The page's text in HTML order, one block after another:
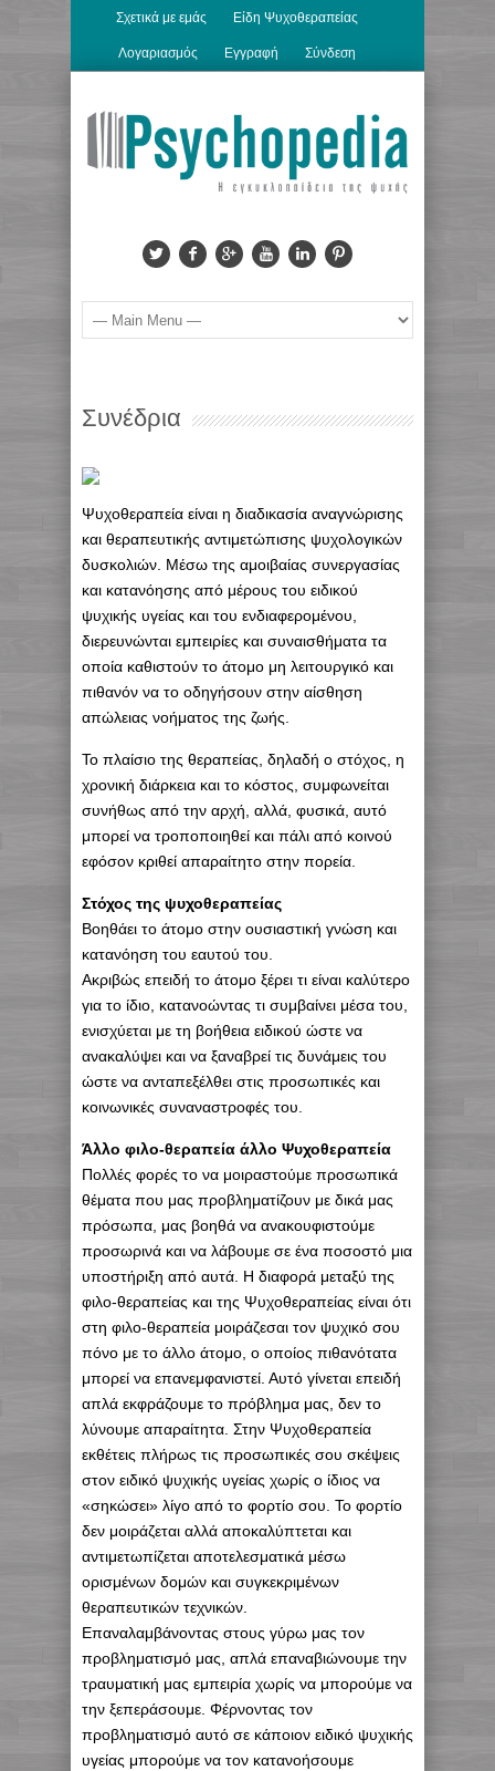
Σχετικά με εμάς Είδη Ψυχοθεραπείας
Λογαριασμός Εγγραφή Σύνδεση
Συνέδρια
Ψυχοθεραπεία είναι η διαδικασία αναγνώρισης
και θεραπευτικής αντιμετώπισης ψυχολογικών
δυσκολιών. Μέσω της αμοιβαίας συνεργασίας
και κατανόησης από μέρους του ειδικού
ψυχικής υγείας και του ενδιαφερομένου,
διερευνώνται εμπειρίες και συναισθήματα τα
οποία καθιστούν το άτομο μη λειτουργικό και
πιθανόν να το οδηγήσουν στην αίσθηση
απώλειας νοήματος της ζωής.
Το πλαίσιο της θεραπείας, δηλαδή ο στόχος, η
χρονική διάρκεια και το κόστος, συμφωνείται
συνήθως από την αρχή, αλλά, φυσικά, αυτό
μπορεί να τροποποιηθεί και πάλι από κοινού
εφόσον κριθεί απαραίτητο στην πορεία.
Στόχος της ψυχοθεραπείας
Βοηθάει το άτομο στην ουσιαστική γνώση και
κατανόηση του εαυτού του.
Ακριβώς επειδή το άτομο ξέρει τι είναι καλύτερο
για το ίδιο, κατανοώντας τι συμβαίνει μέσα του,
ενισχύεται με τη βοήθεια ειδικού ώστε να
ανακαλύψει και να ξαναβρεί τις δυνάμεις του
ώστε να ανταπεξέλθει στις προσωπικές και
κοινωνικές συναναστροφές του.
Άλλο φιλο-θεραπεία άλλο Ψυχοθεραπεία
Πολλές φορές το να μοιραστούμε προσωπικά
θέματα που μας προβληματίζουν με δικά μας
πρόσωπα, μας βοηθά να ανακουφιστούμε
προσωρινά και να λάβουμε σε ένα ποσοστό μια
υποστήριξη από αυτά. Η διαφορά μεταξύ της
φιλο-θεραπείας και της Ψυχοθεραπείας είναι ότι
στη φιλο-θεραπεία μοιράζεσαι τον ψυχικό σου
πόνο με το άλλο άτομο, ο οποίος πιθανότατα
μπορεί να επανεμφανιστεί. Αυτό γίνεται επειδή
απλά εκφράζουμε το πρόβλημα μας, δεν το
λύνουμε απαραίτητα. Στην Ψυχοθεραπεία
εκθέτεις πλήρως τις προσωπικές σου σκέψεις
στον ειδικό ψυχικής υγείας χωρίς ο ίδιος να
«σηκώσει» λίγο από το φορτίο σου. Το φορτίο
δεν μοιράζεται αλλά αποκαλύπτεται και
αντιμετωπίζεται αποτελεσματικά μέσω
ορισμένων δομών και συγκεκριμένων
θεραπευτικών τεχνικών.
Επαναλαμβάνοντας στους γύρω μας τον
προβληματισμό μας, απλά επαναβιώνουμε την
τραυματική μας εμπειρία χωρίς να μπορούμε να
την ξεπεράσουμε. Φέρνοντας τον
προβληματισμό αυτό σε κάποιον ειδικό ψυχικής
υγείας μπορούμε να τον κατανοήσουμε